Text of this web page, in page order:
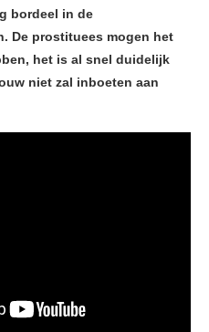
bordeel in de
De prostituees mogen het
het is al snel duidelijk
niet zal inboeten aan